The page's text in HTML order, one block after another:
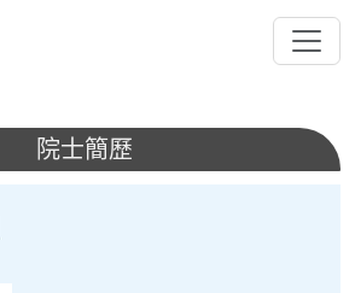
院士簡歷